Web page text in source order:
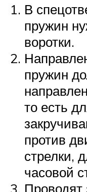
В
пружин
воротки.
пружин
то есть
против
стрелки,
часовой
Проводят